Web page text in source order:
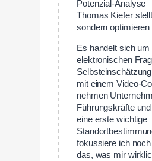
Thomas Kiefer
sondern
Es handelt sich um
elektronischen
mit einem Video-
nehmen
Führungskräfte
eine erste wichtige
fokussiere ich
das, was mir